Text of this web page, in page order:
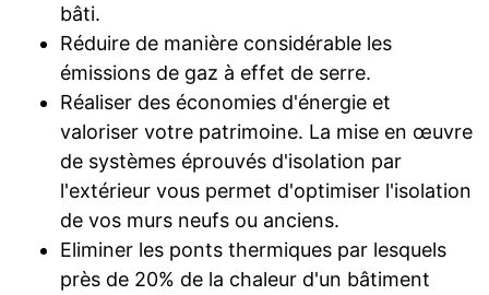
bâti.
Réduire de manière considérable les
émissions de gaz à effet de serre.
Réaliser des économies d'énergie et
valoriser votre patrimoine. La mise en œuvre
de systèmes éprouvés d'isolation par
l'extérieur vous permet d'optimiser l'isolation
de vos murs neufs ou anciens.
Eliminer les ponts thermiques par lesquels
près de 20% de la chaleur d'un bâtiment